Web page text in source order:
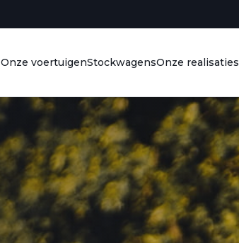
Onze voertuigenStockwagensOnze realisaties